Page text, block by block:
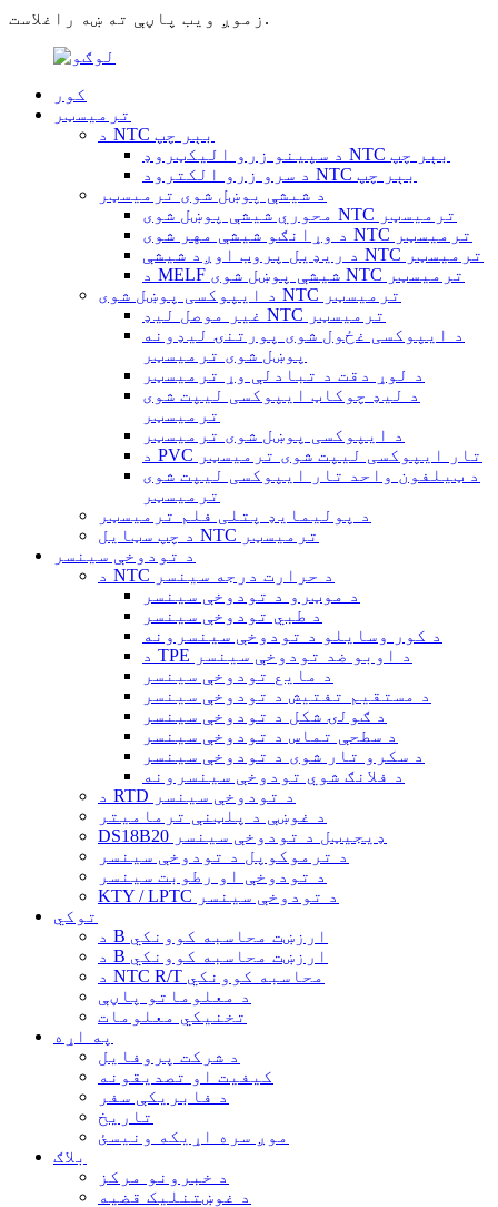
زموږ ویب پاڼې ته ښه راغلاست.
کور
ترمیسټر
د NTC بېر چپ
د سپینو زرو الیکټروډ NTC بېر چپ
د سرو زرو الکترود NTC بېر چپ
د شیشې پوښل شوی ترمیسټر
محوري شیشې پوښل شوی NTC ترمیسټر
د وړانګو شیشې مهر شوی NTC ترمیسټر
د ریډیل پروب اوږد شیشې NTC ترمیسټر
د MELF شیشې پوښل شوی NTC ترمیسټر
د ایپوکسی پوښل شوی NTC ترمیسټر
غیر موصل لیډ NTC ترمیسټر
د ایپوکسی غځول شوی پورتنۍ لیډونه
پوښل شوی ترمیسټر
د لوړ دقت د تبادلې وړ ترمیسټر
د لیډ چوکاټ ایپوکسی لیپت شوی
ترمیسټر
د ایپوکسی پوښل شوی ترمیسټر
د PVC تار ایپوکسی لیپت شوی ترمیسټر
د ټیلفون واحد تار ایپوکسی لیپت شوی
ترمیسټر
د پولیمایډ پتلی فلم ترمیسټر
د چپ سټایل NTC ترمیسټر
د تودوخې سینسر
د NTC د حرارت درجه سینسر
د موټرو د تودوخې سینسر
د طبي تودوخې سینسر
د کور وسایلو د تودوخې سینسرونه
د TPE د اوبو ضد تودوخې سینسر
د مایع تودوخې سینسر
د مستقیم تفتیش د تودوخې سینسر
د ګولۍ شکل د تودوخې سینسر
د سطحې تماس د تودوخې سینسر
د سکرو تار شوی د تودوخې سینسر
د فلانګ شوي تودوخې سینسرونه
د RTD د تودوخې سینسر
د غوښې د پلټنې ترمامیتر
DS18B20 ډیجیټل د تودوخې سینسر
د ترموکوپل د تودوخې سینسر
د تودوخې او رطوبت سینسر
KTY / LPTC د تودوخې سینسر
توکي
د B ارزښت محاسبه کوونکي
د B ارزښت محاسبه کوونکي
د NTC R/T محاسبه کوونکي
د معلوماتو پاڼې
تخنیکي معلومات
په اړه
د شرکت پروفایل
کیفیت او تصدیقونه
د فابریکې سفر
تاریخ
موږ سره اړیکه ونیسئ
بلاګ
د خبرونو مرکز
د غوښتنلیک قضیه